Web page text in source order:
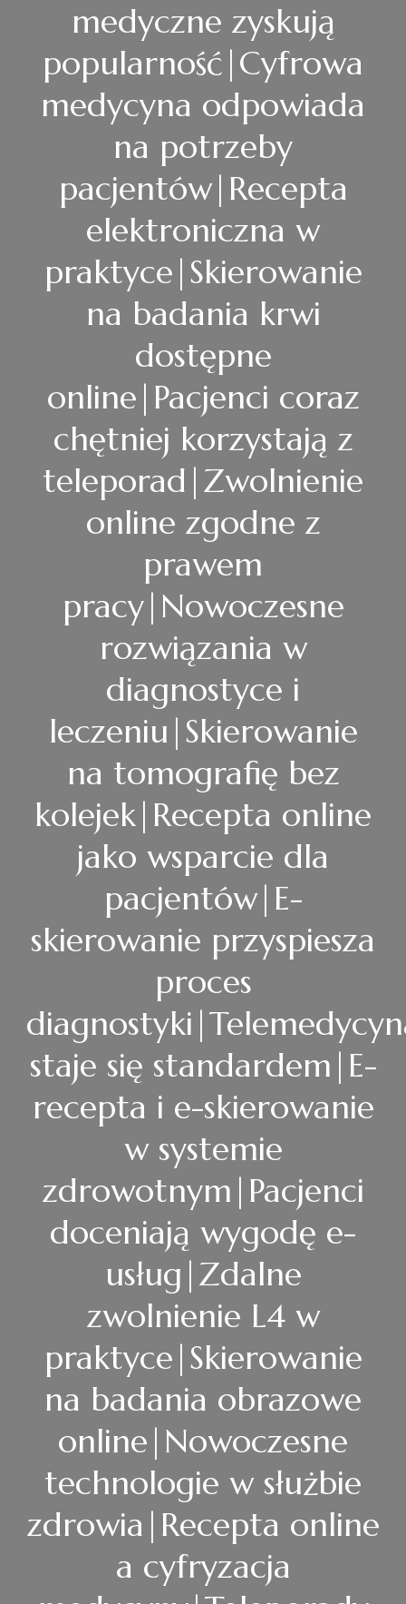
medyczne zyskują
popularność|Cyfrowa
medycyna odpowiada
na potrzeby
pacjentów|Recepta
elektroniczna w
praktyce|Skierowanie
na badania krwi
dostępne
online|Pacjenci coraz
chętniej korzystają z
teleporad|Zwolnienie
online zgodne z
prawem
pracy|Nowoczesne
rozwiązania w
diagnostyce i
leczeniu|Skierowanie
na tomografię bez
kolejek|Recepta online
jako wsparcie dla
pacjentów|E-
skierowanie przyspiesza
proces
staje się standardem|E-
recepta i e-skierowanie
w systemie
zdrowotnym|Pacjenci
doceniają wygodę e-
usług|Zdalne
zwolnienie L4 w
praktyce|Skierowanie
na badania obrazowe
online|Nowoczesne
technologie w służbie
zdrowia|Recepta online
a cyfryzacja